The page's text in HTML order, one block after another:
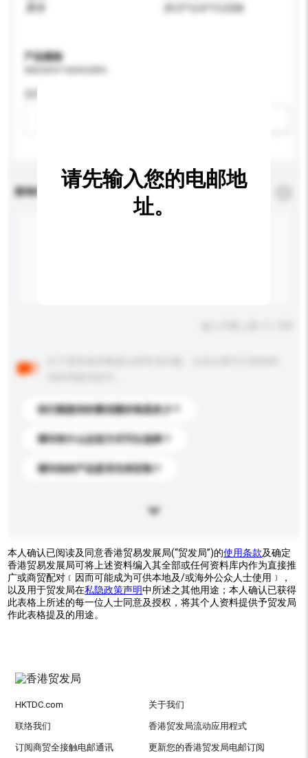
29.2*12.6*13.2CM
产品规格
查询内容 * 必须填写
你们能提供的最优惠价格是多少？
请问有什么运送方式可以选择？
请问你的产品是否支持定制？
请先输入您的电邮地
址。
本人确认已阅读及同意香港贸易发展局(“贸发局”)的使用条款及确定
香港贸易发展局可将上述资料编入其全部或任何资料库内作为直接推
广或商贸配对﹝因而可能成为可供本地及/或海外公众人士使用﹞，
以及用于贸发局在私隐政策声明中所述之其他用途；本人确认已获得
此表格上所述的每一位人士同意及授权，将其个人资料提供予贸发局
作此表格提及的用途。
HKTDC.com 关于我们
联络我们 香港贸发局流动应用程式
订阅商贸全接触电邮通讯 更新您的香港贸发局电邮订阅